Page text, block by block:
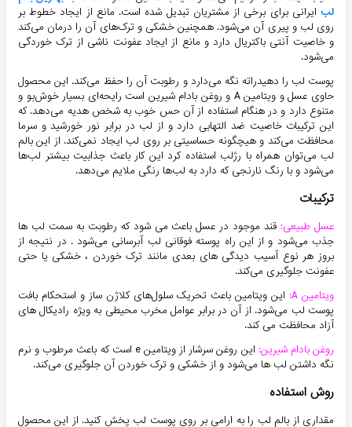
لب ایرانی برای برخی از مشتریان تبدیل شده است. مانع از ایجاد خطوط بر
روی لب و پیری آن می‌شود. همچنین خشکی و ترک‌های آن را درمان می‌کند
و خاصیت آنتی باکتریال دارد و مانع از ایجاد عفونت ناشی از ترک خوردگی
می‌شود.
پوست لب را دهیدراته نگه می‌دارد و رطوبت آن را حفظ می‌کند. این محصول
حاوی عسل و ویتامین A و روغن بادام شیرین است رایحه‌ای بسیار خوش‌بو و
متنوع دارد و در هنگام استفاده از آن حس خوب به شخص هدیه می‌دهد. که
این ترکیبات خاصیت ضد التهابی دارد و از لب در برابر نور خورشید و سرما
محافظت می‌کند و هیچگونه حساسیتی بر روی لب ایجاد نمی‌کند. از این بالم
لب می‌توان همراه با رژلب استفاده کرد این کار باعث جذابیت بیشتر لب‌ها
می‌شود و با رنگ نارنجی که دارد به لب‌ها رنگی ملایم می‌دهد.
ترکیبات
عسل طبیعی: قند موجود در عسل باعث می‌ شود که رطوبت به سمت لب‌ ها
جذب می‌شود و از این راه پوسته فوقانی لب آبرسانی می‌‌شود . در نتیجه از
بروز هر نوع آسیب ‌دیدگی‌ های بعدی مانند ترک خوردن ، خشکی یا حتی
عفونت جلوگیری می‌کند.
ویتامین A:
این ویتامین باعث تحریک سلول‌های کلاژن ساز و استحکام بافت
پوست لب می‌شود. از آن در برابر عوامل مخرب محیطی به ویژه رادیکال های
آزاد محافظت می کند.
روغن بادام شیرین:
این روغن سرشار از ویتامین e است که باعث مرطوب و نرم
نگه داشتن لب ها می‌شود و از خشکی و ترک خوردن آن جلوگیری می‌کند.
روش استفاده
مقداری از بالم لب را به ارامی بر روی پوست لب پخش کنید. از این محصول